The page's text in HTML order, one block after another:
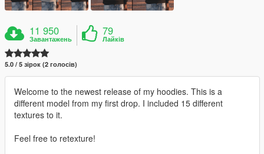
11 950
Завантажень
79
Лайків
5.0 / 5 зірок (2 голосів)
Welcome to the newest release of my hoodies. This is a
different model from my first drop. I included 15 different
textures to it.
Feel free to retexture!